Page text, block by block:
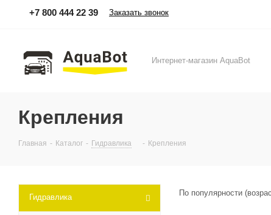
+7 800 444 22 39 Заказать звонок
Интернет-магазин AquaBot
Крепления
Главная - Каталог - Гидравлика - Крепления
По популярности
Гидравлика